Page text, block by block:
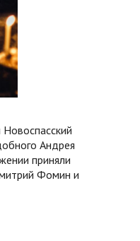
Андрея
приняли
Фомин и